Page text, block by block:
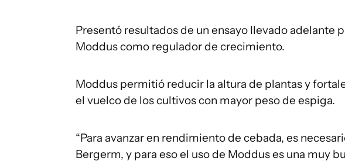
Presentó resultados de un ensayo llevado adelante
Moddus como regulador de crecimiento.
Moddus permitió reducir la altura de plantas y
el vuelco de los cultivos con mayor peso de espiga.
“Para avanzar en rendimiento de cebada, es
Bergerm, y para eso el uso de Moddus es una muy